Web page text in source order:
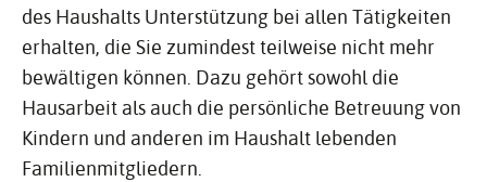
des Haushalts Unterstützung bei allen Tätigkeiten
erhalten, die Sie zumindest teilweise nicht mehr
bewältigen können. Dazu gehört sowohl die
Hausarbeit als auch die persönliche Betreuung von
Kindern und anderen im Haushalt lebenden
Familienmitgliedern.